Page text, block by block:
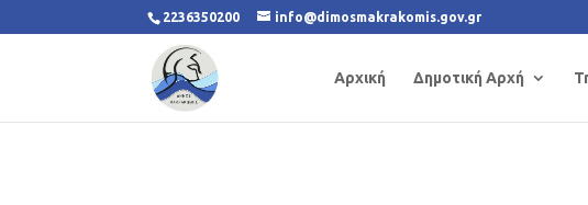
2236350200 info@dimosmakrakomis.gov.gr
Αρχική Δημοτική Αρχή